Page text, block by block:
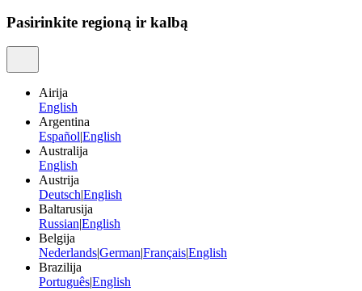
Pasirinkite regioną ir kalbą
Airija
English
Argentina
EspañolEnglish
Australija
English
Austrija
DeutschEnglish
Baltarusija
RussianEnglish
Belgija
NederlandsGermanFrançaisEnglish
Brazilija
PortuguêsEnglish